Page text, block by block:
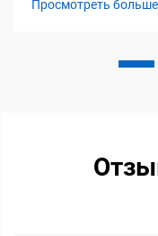
печать исключает
Просмотреть больше